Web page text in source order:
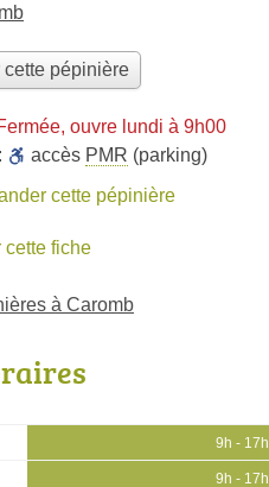
cette pépinière
ouvre lundi à 9h00
accès PMR (parking)
cette pépinière
cette fiche
à Caromb
9h - 17h
9h - 17h